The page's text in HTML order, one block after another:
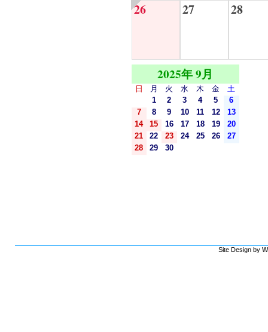
26 27 28
2025年 9月
日 月 火 水 木 金
土
1
2 3 4 5
6
7
8 9 10 11 12
13
14
15 16 17 18 19
20
21
22 23 24 25 26
27
28
29 30
Site Design by